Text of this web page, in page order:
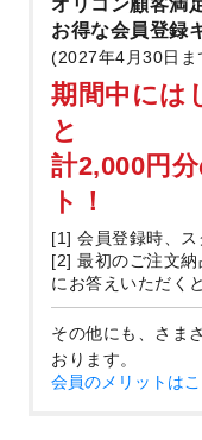
お得な会員登録
(2027年4月30日ま
期間中には
と
計2,000円
ト！
[1] 会員登録時、ス
[2] 最初のご注文納
にお答えいただく
その他にも、さま
おります。
会員のメリットは